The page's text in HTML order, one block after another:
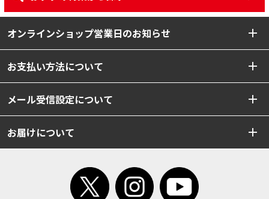
オンラインショップ営業日のお知らせ
お支払い方法について
メール受信設定について
お届けについて